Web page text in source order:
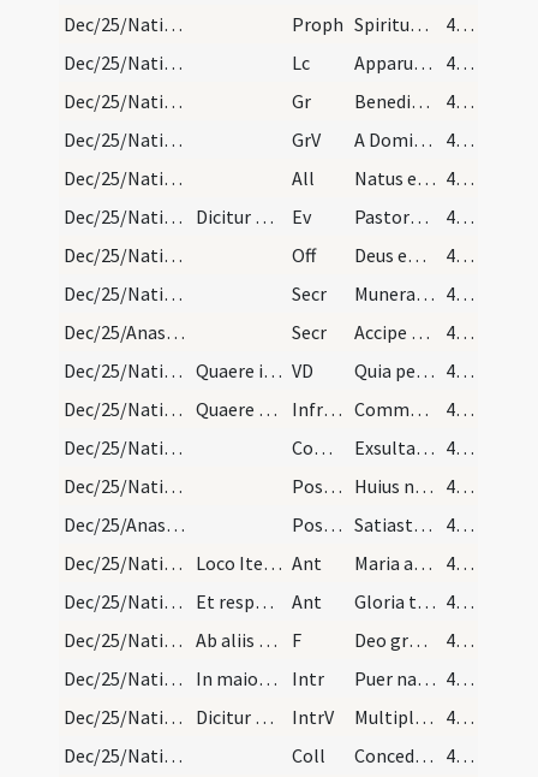
Dec/25/Nativitas/M2/Mass Propers
Proph Spiritus Domini super me
42 (9v)
Dec/25/Nativitas/M2/Mass Propers
Lc Apparuit benignitas et humanitas Salvatoris nostri
42 (9v)
Dec/25/Nativitas/M2/Mass Propers
Gr Benedictus qui venit in nomine Domini
42 (9v)
Dec/25/Nativitas/M2/Mass Propers
GrV A Domino factum est istud
42 (9v)
Dec/25/Nativitas/M2/Mass Propers
All Natus est nobis hodie
42 (9v)
Dec/25/Nativitas/M2/Mass Propers
Dicitur Credo in. Ev Pastores loquebantur ad invicem
42 (9v)
Dec/25/Nativitas/M2/Mass Propers
Off Deus enim firmavit orbem terrae
43 (10r)
Dec/25/Nativitas/M2/Mass Propers
Secr Munera nostra quaesumus Domine nativitatis hodiernae mysteriis
43 (10r)
Dec/25/Anastasia/M2/Mass Propers
Secr Accipe quaesumus Domine munera dignanter oblata et beatae Anastasiae
43 (10r)
Dec/25/Nativitas/M2/Mass Propers
Quaere infra ante canonem. VD Quia per incarnati Verbi
43 (10r)
Dec/25/Nativitas/M2/Mass Propers
Quaere ante canonem. Infracan Communicantes et diem sacratissimum celebrantes qua beatae Mariae
43 (10r)
Dec/25/Nativitas/M2/Mass Propers
Comm Exsulta filia Sion
43 (10r)
Dec/25/Nativitas/M2/Mass Propers
Postcomm Huius nos Domine sacramenti semper
43 (10r)
Dec/25/Anastasia/M2/Mass Propers
Postcomm Satiasti Domine familiam tuam muneribus sacris
43 (10r)
Dec/25/Nativitas/Christmas Eve/1
Loco Ite missa est dicitur antiphona. Ant Maria autem conservabat
43 (10r)
Dec/25/Nativitas/Christmas Eve/2
Et respondetur a choro. Ant Gloria tibi
43 (10r)
Dec/25/Nativitas/Christmas Eve
Ab aliis vero. F Deo gratias.
43 (10r)
Dec/25/Nativitas/M3/Mass Propers
In maiori missa. Statio ad sanctam Mariam maiorem Intr Puer natus est nobis
43 (10r)
Dec/25/Nativitas/M3/Mass Propers
Dicitur Gloria in excelsis Deo. IntrV Multiplicabitur eius imperium
43 (10r)
Dec/25/Nativitas/M3/Mass Propers
Coll Concede quaesumus omnipotens Deus ut nos Unigeniti tui nova 43 (10r)